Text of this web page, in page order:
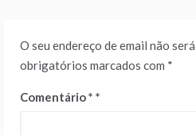
O seu endereço de email não
obrigatórios marcados com *
Comentário*